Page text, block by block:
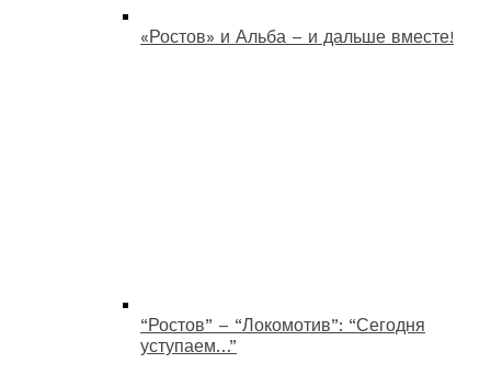
«Ростов» и Альба – и дальше вместе!
“Ростов” – “Локомотив”: “Сегодня
уступаем…”